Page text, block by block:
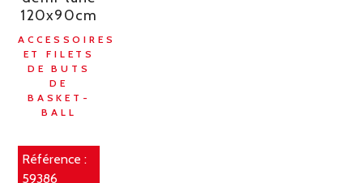
120x90cm
ACCESSOIRES
ET FILETS
DE BUTS
DE
BASKET-
BALL
Référence :
59386